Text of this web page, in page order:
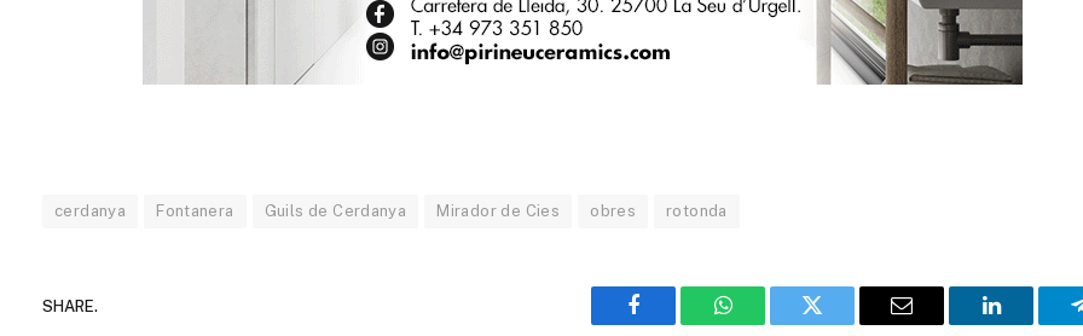
cerdanya Fontanera Guils de Cerdanya Mirador de Cies obres rotonda
SHARE.
Facebook WhatsAppTwitter Email LinkedIn